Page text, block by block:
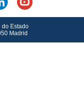
do Estado
Madrid